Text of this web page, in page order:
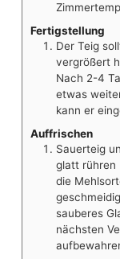
Fertigstellung
Der Teig
vergrößert
Nach 2-4
etwas
kann er
Auffrischen
Sauerteig
glatt rühren
die
sauberes
nächsten